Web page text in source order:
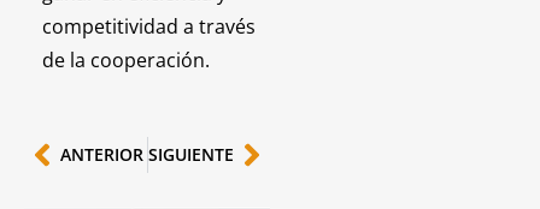
competitividad a través
de la cooperación.
ANTERIOR SIGUIENTE